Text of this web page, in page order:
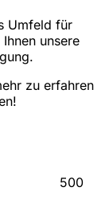
Umfeld für
unsere
zu erfahren
500